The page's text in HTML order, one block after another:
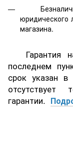
юридического
магазина.
Гарантия
последнем
срок указан в
гарантии.